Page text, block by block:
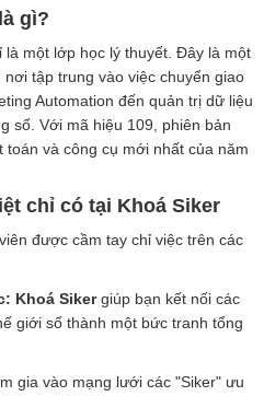
gì?
là một lớp học lý thuyết. Đây là một
tập trung vào việc chuyển giao
Automation đến quản trị dữ liệu
số. Với mã hiệu 109, phiên bản
và công cụ mới nhất của năm
chỉ có tại Khoá Siker
được cầm tay chỉ việc trên các
Khoá Sikergiúp bạn kết nối các
giới số thành một bức tranh tổng
gia vào mạng lưới các "Siker" ưu